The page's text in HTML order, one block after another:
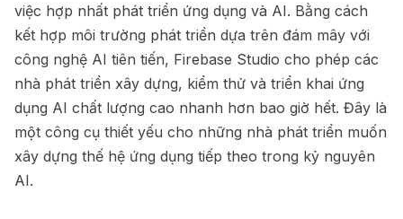
việc hợp nhất phát triển ứng dụng và AI. Bằng cách
kết hợp môi trường phát triển dựa trên đám mây với
công nghệ AI tiên tiến, Firebase Studio cho phép các
nhà phát triển xây dựng, kiểm thử và triển khai ứng
dụng AI chất lượng cao nhanh hơn bao giờ hết. Đây là
một công cụ thiết yếu cho những nhà phát triển muốn
xây dựng thế hệ ứng dụng tiếp theo trong kỷ nguyên
AI.